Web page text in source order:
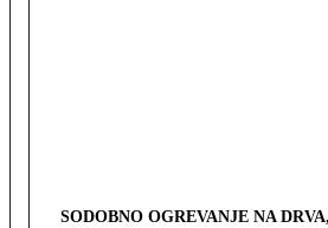
SODOBNO OGREVANJE NA